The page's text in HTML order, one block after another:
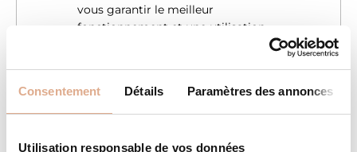
Consentement Détails Paramètres des annonces
Utilisation responsable de vos données
vous garantir le meilleur
fonctionnement et une utilisation
économique et plus écologique du
MODE “SILENCE”
A faible puissance (niveau 1 à 3), la